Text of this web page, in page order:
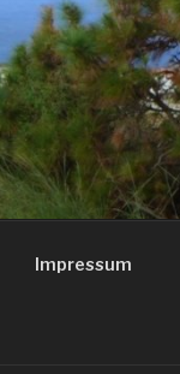
Impressum